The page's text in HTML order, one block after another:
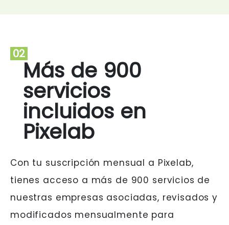
02
Más de 900
servicios
incluidos en
Pixelab
Con tu suscripción mensual a Pixelab,
tienes acceso a más de 900 servicios de
nuestras empresas asociadas, revisados y
modificados mensualmente para